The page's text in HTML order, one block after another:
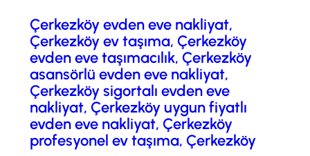
İçeriğeÇerkezköy evden eve nakliyat,
Çerkezköy ev taşıma, Çerkezköy
evden eve taşımacılık, Çerkezköy
asansörlü evden eve nakliyat,
Çerkezköy sigortalı evden eve
nakliyat, Çerkezköy uygun fiyatlı
evden eve nakliyat, Çerkezköy
profesyonel ev taşıma, Çerkezköy